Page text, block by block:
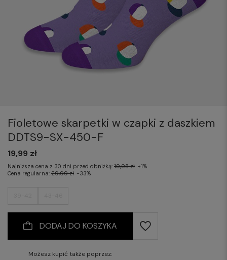
Fioletowe skarpetki w czapki z daszkiem
DDTS9-SX-450-F
19,99 zł
Najniższa cena z 30 dni przed obniżką: 19,98 zł +1%
Cena regularna: 29,99 zł -33%
DODAJ DO KOSZYKA
Możesz kupić także poprzez: